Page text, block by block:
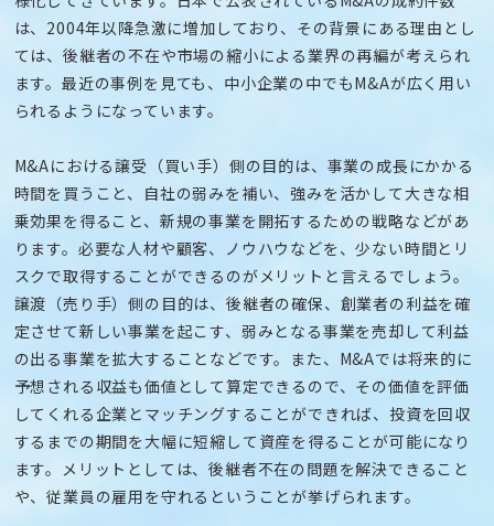
は、2004年以降急激に増加しており、その背景にある理由とし
ては、後継者の不在や市場の縮小による業界の再編が考えられ
ます。最近の事例を見ても、中小企業の中でもM&Aが広く用い
られるようになっています。
M&Aにおける譲受（買い手）側の目的は、事業の成長にかかる
時間を買うこと、自社の弱みを補い、強みを活かして大きな相
乗効果を得ること、新規の事業を開拓するための戦略などがあ
ります。必要な人材や顧客、ノウハウなどを、少ない時間とリ
スクで取得することができるのがメリットと言えるでしょう。
譲渡（売り手）側の目的は、後継者の確保、創業者の利益を確
定させて新しい事業を起こす、弱みとなる事業を売却して利益
の出る事業を拡大することなどです。また、M&Aでは将来的に
予想される収益も価値として算定できるので、その価値を評価
してくれる企業とマッチングすることができれば、投資を回収
するまでの期間を大幅に短縮して資産を得ることが可能になり
ます。メリットとしては、後継者不在の問題を解決できること
や、従業員の雇用を守れるということが挙げられます。